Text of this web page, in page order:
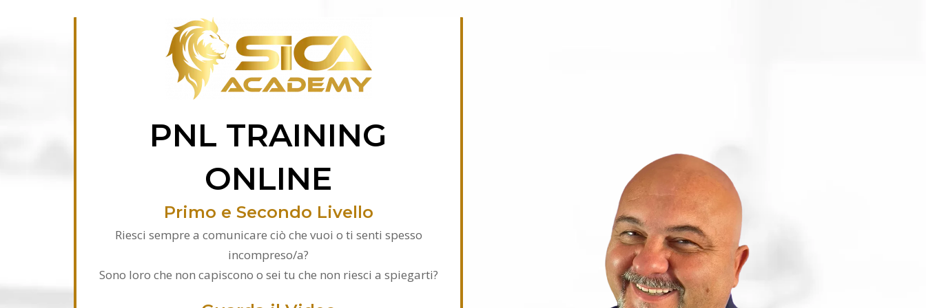
PNL TRAINING
ONLINE
Primo e Secondo Livello
Riesci sempre a comunicare ciò che vuoi o ti senti spesso
incompreso/a?
Sono loro che non capiscono o sei tu che non riesci a spiegarti?